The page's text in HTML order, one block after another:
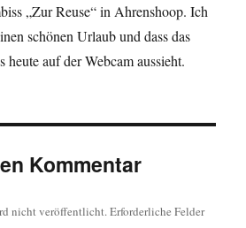
„Zur Reuse“ in Ahrenshoop. Ich
schönen Urlaub und dass das
heute auf der Webcam aussieht.
Kommentar
nicht veröffentlicht. Erforderliche Felder